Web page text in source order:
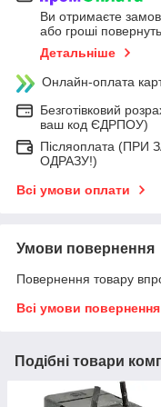
Ви отримаєте
або гроші
Детальніше
Онлайн-оплата
Безготівковий
ваш код ЄДРПОУ)
Післяоплата
ОДРАЗУ!)
Всі умови оплати
Умови повернення
Повернення товару
Всі умови повернення
Подібні товари